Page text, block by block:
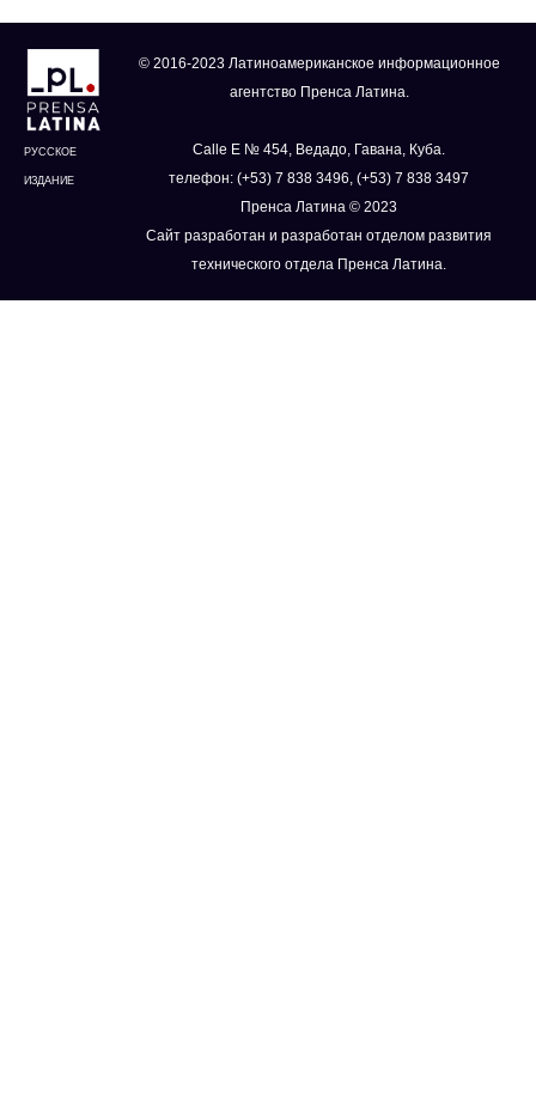
РУССКОЕ
ИЗДАНИЕ
© 2016-2023 Латиноамериканское информационное
агентство Пренса Латина.
Calle E № 454, Ведадо, Гавана, Куба.
телефон: (+53) 7 838 3496, (+53) 7 838 3497
Пренса Латина © 2023
Сайт разработан и разработан отделом развития
технического отдела Пренса Латина.